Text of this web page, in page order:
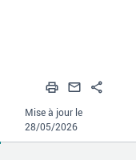
Imprimer
Mise à jour le
28/05/2026